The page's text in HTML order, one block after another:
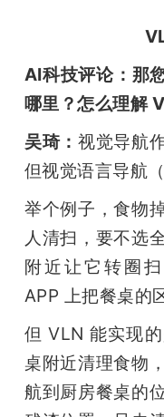
AI科技评论：那
哪里？怎么理解
吴琦：视觉导航
但视觉语言导航
举个例子，食物
人清扫，要不选
附近让它转圈
APP 上把餐桌的
但 VLN 能实现
桌附近清理食物
航到厨房餐桌的